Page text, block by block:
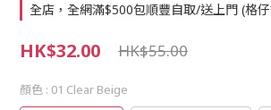
全店，全網滿$500包順豐自取/送上門 (格
HK$32.00 HK$55.00
顏色 : 01 Clear Beige